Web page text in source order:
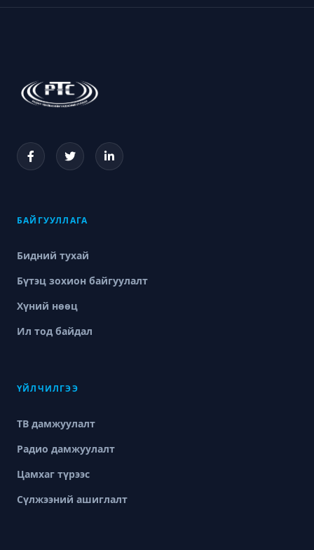
БАЙГУУЛЛАГА
Бидний тухай
Бүтэц зохион байгуулалт
Хүний нөөц
Ил тод байдал
ҮЙЛЧИЛГЭЭ
ТВ дамжуулалт
Радио дамжуулалт
Цамхаг түрээс
Сүлжээний ашиглалт